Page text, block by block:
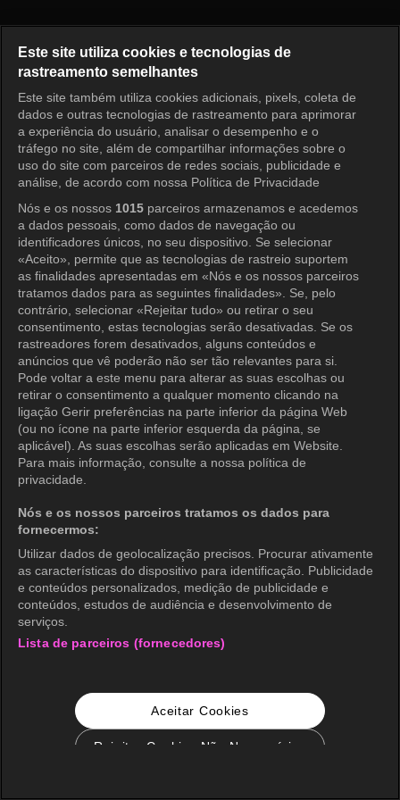
Entrar
Este site utiliza cookies e tecnologias de
rastreamento semelhantes
Este site também utiliza cookies adicionais, pixels, coleta de
dados e outras tecnologias de rastreamento para aprimorar
a experiência do usuário, analisar o desempenho e o
tráfego no site, além de compartilhar informações sobre o
uso do site com parceiros de redes sociais, publicidade e
análise, de acordo com nossa Política de Privacidade
Nós e os nossos 1015 parceiros armazenamos e acedemos
a dados pessoais, como dados de navegação ou
identificadores únicos, no seu dispositivo. Se selecionar
«Aceito», permite que as tecnologias de rastreio suportem
as finalidades apresentadas em «Nós e os nossos parceiros
tratamos dados para as seguintes finalidades». Se, pelo
contrário, selecionar «Rejeitar tudo» ou retirar o seu
consentimento, estas tecnologias serão desativadas. Se os
rastreadores forem desativados, alguns conteúdos e
anúncios que vê poderão não ser tão relevantes para si.
Pode voltar a este menu para alterar as suas escolhas ou
retirar o consentimento a qualquer momento clicando na
ligação Gerir preferências na parte inferior da página Web
(ou no ícone na parte inferior esquerda da página, se
aplicável). As suas escolhas serão aplicadas em Website.
Para mais informação, consulte a nossa política de
privacidade.
Nós e os nossos parceiros tratamos os dados para
fornecermos:
Utilizar dados de geolocalização precisos. Procurar ativamente
as características do dispositivo para identificação. Publicidade
e conteúdos personalizados, medição de publicidade e
conteúdos, estudos de audiência e desenvolvimento de
serviços.
Lista de parceiros (fornecedores)
Aceitar Cookies
Rejeitar Cookies Não Necessários